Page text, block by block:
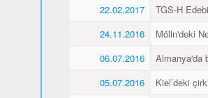
22.02.2017
TGS-H
24.11.2016
Mölln'deki
06.07.2016
Almanya'da
05.07.2016
Kiel’deki